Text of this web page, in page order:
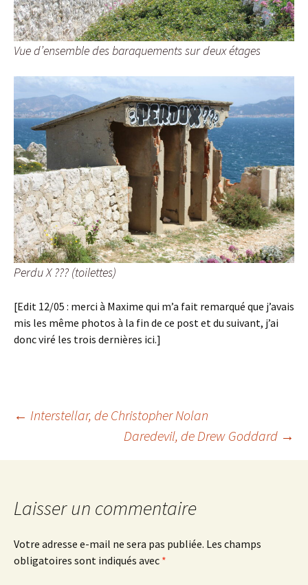
Vue d’ensemble des baraquements sur deux étages
Perdu X ??? (toilettes)
[Edit 12/05 : merci à Maxime qui m’a fait remarqué que j’avais
mis les même photos à la fin de ce post et du suivant, j’ai
donc viré les trois dernières ici.]
Navigation
des
articles
← Interstellar, de Christopher Nolan
Daredevil, de Drew Goddard →
Laisser un commentaire
Votre adresse e-mail ne sera pas publiée. Les champs
obligatoires sont indiqués avec *